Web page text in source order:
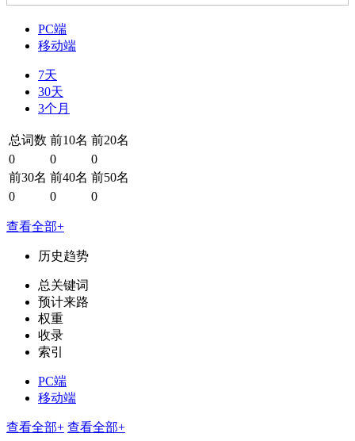
PC端
移动端
7天
30天
3个月
总词数 前10名 前20名
0
0
0
前30名 前40名 前50名
0
0 0
查看全部+
历史趋势
总关键词
预计来路
权重
收录
索引
PC端
移动端
查看全部+ 查看全部+